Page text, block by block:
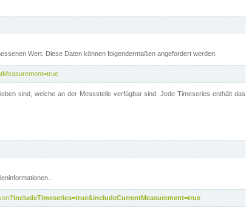
Wert. Diese Daten können folgendermaßen angefordert werden:
sind, welche an der Messstelle verfügbar sind. Jede Timeseries enthält das
?includeTimeseries=true&includeCurrentMeasurement=true